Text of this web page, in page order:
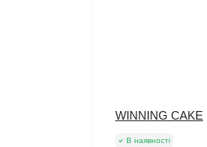
WINNING CAKE
В наявності